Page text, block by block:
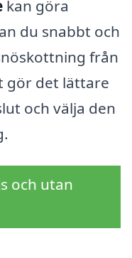
kan göra
du snabbt och
från
gör det lättare
och välja den
och utan